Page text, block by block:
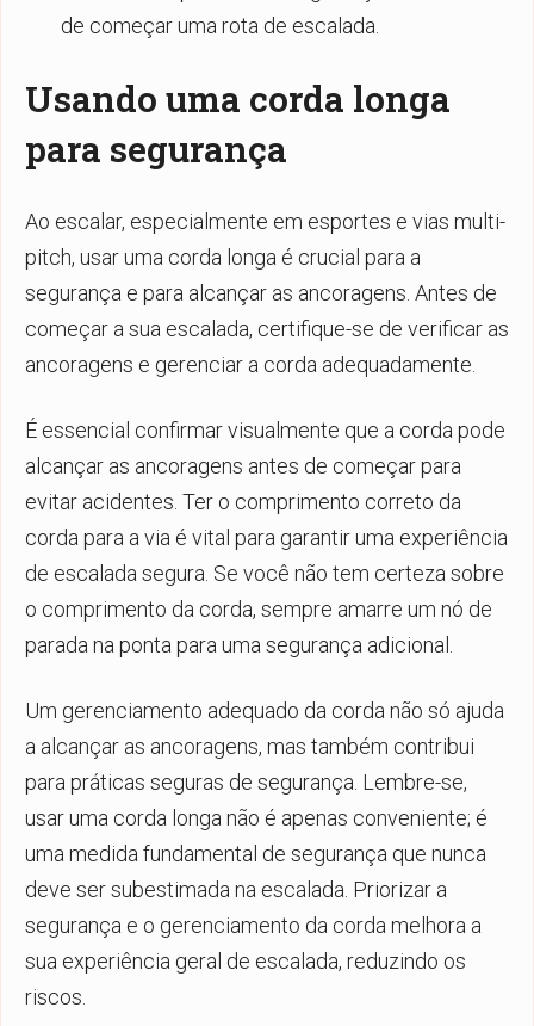
de começar uma rota de escalada.
Usando uma corda longa
para segurança
Ao escalar, especialmente em esportes e vias multi-
pitch, usar uma corda longa é crucial para a
segurança e para alcançar as ancoragens. Antes de
começar a sua escalada, certifique-se de verificar as
ancoragens e gerenciar a corda adequadamente.
É essencial confirmar visualmente que a corda pode
alcançar as ancoragens antes de começar para
evitar acidentes. Ter o comprimento correto da
corda para a via é vital para garantir uma experiência
de escalada segura. Se você não tem certeza sobre
o comprimento da corda, sempre amarre um nó de
parada na ponta para uma segurança adicional.
Um gerenciamento adequado da corda não só ajuda
a alcançar as ancoragens, mas também contribui
para práticas seguras de segurança. Lembre-se,
usar uma corda longa não é apenas conveniente; é
uma medida fundamental de segurança que nunca
deve ser subestimada na escalada. Priorizar a
segurança e o gerenciamento da corda melhora a
sua experiência geral de escalada, reduzindo os
riscos.